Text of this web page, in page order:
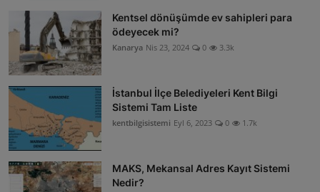
Kentsel dönüşümde ev sahipleri para
ödeyecek mi?
Kanarya Nis 23, 2024 0 3.3k
İstanbul İlçe Belediyeleri Kent Bilgi
Sistemi Tam Liste
kentbilgisistemi Eyl 6, 2023 0 1.7k
MAKS, Mekansal Adres Kayıt Sistemi
Nedir?